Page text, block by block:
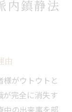
内鎮静法
由
がウトウトと
が完全に消失す
中の出来事を部